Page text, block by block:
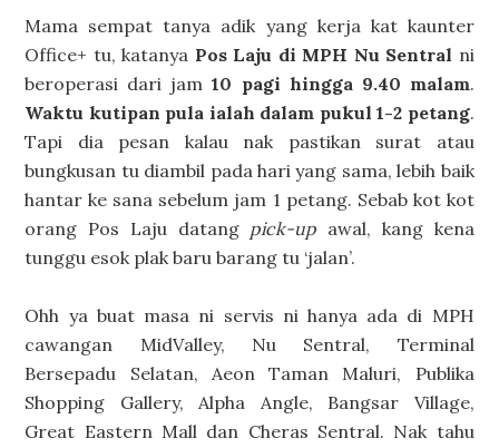
Mama sempat tanya adik yang kerja kat kaunter
Office+ tu, katanya Pos Laju di MPH Nu Sentral ni
beroperasi dari jam 10 pagi hingga 9.40 malam.
Waktu kutipan pula ialah dalam pukul 1-2 petang.
Tapi dia pesan kalau nak pastikan surat atau
bungkusan tu diambil pada hari yang sama, lebih baik
hantar ke sana sebelum jam 1 petang. Sebab kot kot
orang Pos Laju datang pick-up awal, kang kena
tunggu esok plak baru barang tu ‘jalan’.
Ohh ya buat masa ni servis ni hanya ada di MPH
cawangan MidValley, Nu Sentral, Terminal
Bersepadu Selatan, Aeon Taman Maluri, Publika
Shopping Gallery, Alpha Angle, Bangsar Village,
Great Eastern Mall dan Cheras Sentral. Nak tahu